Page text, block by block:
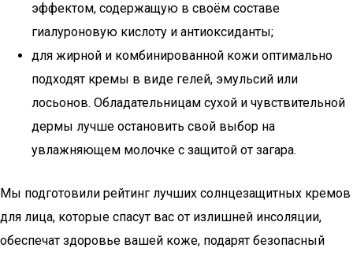
эффектом, содержащую в своём составе
гиалуроновую кислоту и антиоксиданты;
для жирной и комбинированной кожи оптимально
подходят кремы в виде гелей, эмульсий или
лосьонов. Обладательницам сухой и чувствительной
дермы лучше остановить свой выбор на
увлажняющем молочке с защитой от загара.
Мы подготовили рейтинг лучших солнцезащитных кремов
для лица, которые спасут вас от излишней инсоляции,
обеспечат здоровье вашей коже, подарят безопасный